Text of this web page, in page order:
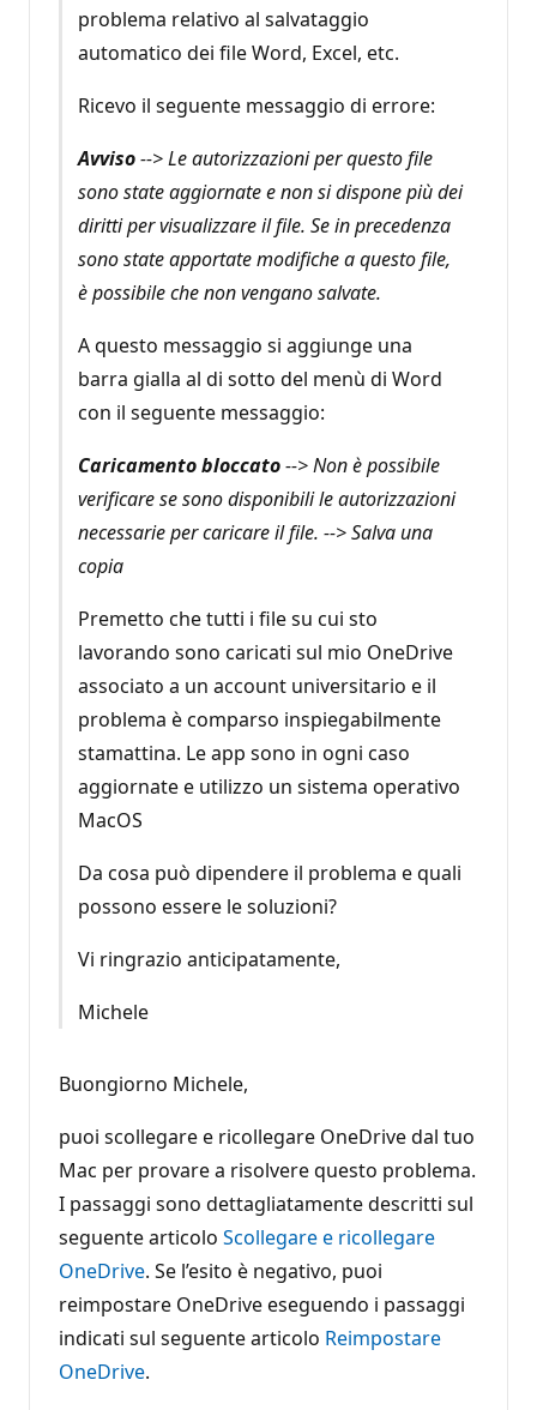
problema relativo al salvataggio
automatico dei file Word, Excel, etc.
Ricevo il seguente messaggio di errore:
Avviso--> Le autorizzazioni per questo file
sono state aggiornate e non si dispone più dei
diritti per visualizzare il file. Se in precedenza
sono state apportate modifiche a questo file,
è possibile che non vengano salvate.
A questo messaggio si aggiunge una
barra gialla al di sotto del menù di Word
con il seguente messaggio:
Caricamento bloccato--> Non è possibile
verificare se sono disponibili le autorizzazioni
necessarie per caricare il file. --> Salva una
copia
Premetto che tutti i file su cui sto
lavorando sono caricati sul mio OneDrive
associato a un account universitario e il
problema è comparso inspiegabilmente
stamattina. Le app sono in ogni caso
aggiornate e utilizzo un sistema operativo
MacOS
Da cosa può dipendere il problema e quali
possono essere le soluzioni?
Vi ringrazio anticipatamente,
Michele
Buongiorno Michele,
puoi scollegare e ricollegare OneDrive dal tuo
Mac per provare a risolvere questo problema.
I passaggi sono dettagliatamente descritti sul
seguente articolo Scollegare e ricollegare
OneDrive. Se l’esito è negativo, puoi
reimpostare OneDrive eseguendo i passaggi
indicati sul seguente articolo Reimpostare
OneDrive.